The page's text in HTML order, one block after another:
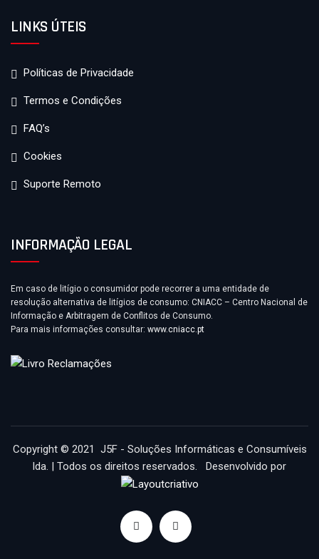
LINKS ÚTEIS
Políticas de Privacidade
Termos e Condições
FAQ’s
Cookies
Suporte Remoto
INFORMAÇÃO LEGAL
Em caso de litígio o consumidor pode recorrer a uma entidade de
resolução alternativa de litígios de consumo: CNIACC – Centro Nacional de
Informação e Arbitragem de Conflitos de Consumo.
Para mais informações consultar: www.cniacc.pt
Copyright © 2021 J5F - Soluções Informáticas e Consumíveis
lda. | Todos os direitos reservados. Desenvolvido por